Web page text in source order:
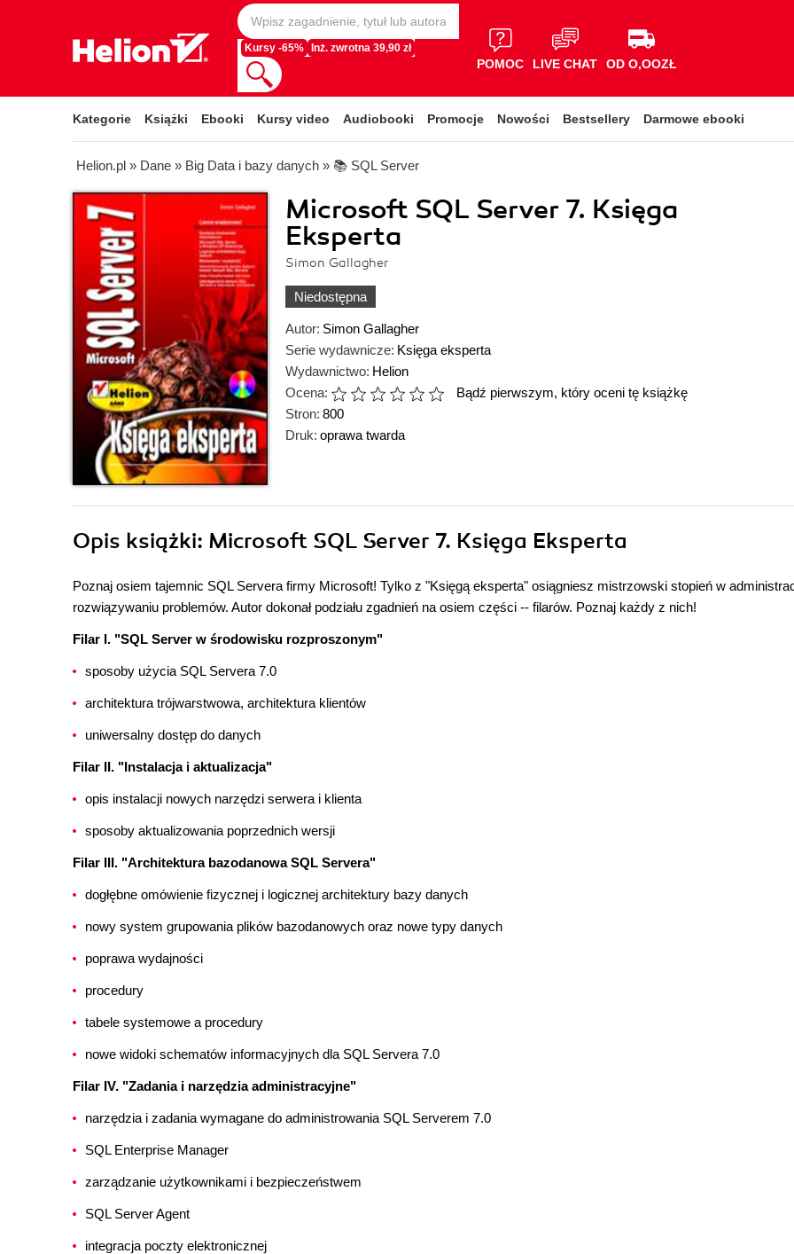
Kursy -65% Inż. zwrotna 39,90 zł
POMOC LIVE CHAT OD O,OOZŁ
Kategorie Książki Ebooki Kursy video Audiobooki Promocje Nowości Bestsellery Darmowe ebooki
Helion.pl » Dane » Big Data i bazy danych » 📚 SQL Server
Microsoft SQL Server 7. Księga
Eksperta
Simon Gallagher
Niedostępna
Autor: Simon Gallagher
Serie wydawnicze: Księga eksperta
Wydawnictwo: Helion
Ocena:
Bądź pierwszym, który oceni tę książkę
Stron: 800
Druk: oprawa twarda
Opis książki: Microsoft SQL Server 7. Księga Eksperta
Poznaj osiem tajemnic SQL Servera firmy Microsoft! Tylko z "Księgą eksperta" osiągniesz mistrzowski stopień w
rozwiązywaniu problemów. Autor dokonał podziału zgadnień na osiem części -- filarów. Poznaj każdy z nich!
Filar I. "SQL Server w środowisku rozproszonym"
sposoby użycia SQL Servera 7.0
architektura trójwarstwowa, architektura klientów
uniwersalny dostęp do danych
Filar II. "Instalacja i aktualizacja"
opis instalacji nowych narzędzi serwera i klienta
sposoby aktualizowania poprzednich wersji
Filar III. "Architektura bazodanowa SQL Servera"
dogłębne omówienie fizycznej i logicznej architektury bazy danych
nowy system grupowania plików bazodanowych oraz nowe typy danych
poprawa wydajności
procedury
tabele systemowe a procedury
nowe widoki schematów informacyjnych dla SQL Servera 7.0
Filar IV. "Zadania i narzędzia administracyjne"
narzędzia i zadania wymagane do administrowania SQL Serverem 7.0
SQL Enterprise Manager
zarządzanie użytkownikami i bezpieczeństwem
SQL Server Agent
integracja poczty elektronicznej